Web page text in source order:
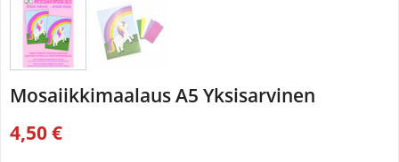
Mosaiikkimaalaus A5 Yksisarvinen
4,50 €